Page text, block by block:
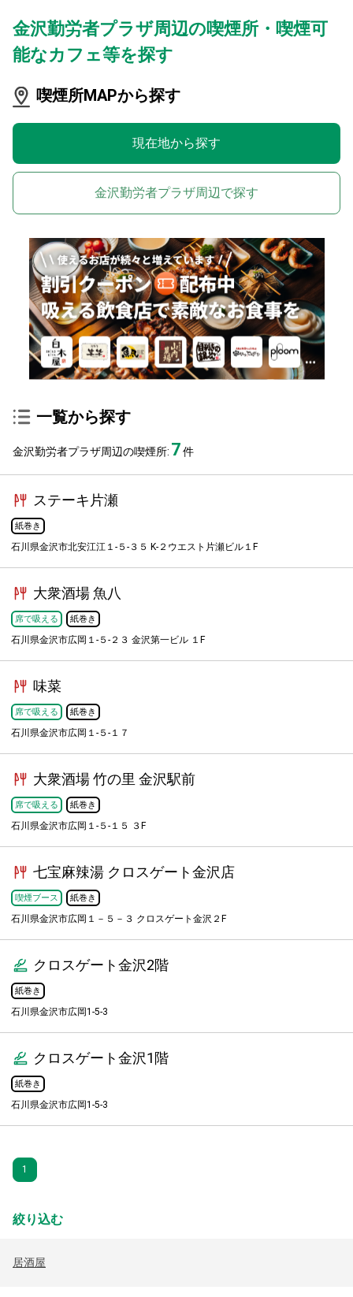
金沢勤労者プラザ周辺の喫煙所・喫煙可
能なカフェ等を探す
喫煙所MAPから探す
現在地から探す
金沢勤労者プラザ周辺で探す
一覧から探す
金沢勤労者プラザ周辺の喫煙所: 7件
ステーキ片瀬
紙巻き
石川県金沢市北安江江１-５-３５ K-２ウエスト片瀬ビル１F
大衆酒場 魚八
席で吸える 紙巻き
石川県金沢市広岡１-５-２３ 金沢第一ビル １F
味菜
席で吸える 紙巻き
石川県金沢市広岡１-５-１７
大衆酒場 竹の里 金沢駅前
席で吸える 紙巻き
石川県金沢市広岡１-５-１５ ３F
七宝麻辣湯 クロスゲート金沢店
喫煙ブース 紙巻き
石川県金沢市広岡１－５－３ クロスゲート金沢２F
クロスゲート金沢2階
紙巻き
石川県金沢市広岡1-5-3
クロスゲート金沢1階
紙巻き
石川県金沢市広岡1-5-3
1
絞り込む
居酒屋